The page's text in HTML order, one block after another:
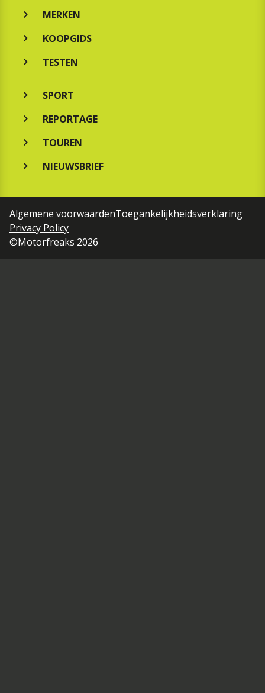
MERKEN
KOOPGIDS
TESTEN
SPORT
REPORTAGE
TOUREN
NIEUWSBRIEF
Algemene voorwaardenToegankelijkheidsverklaring
Privacy Policy
©Motorfreaks 2026